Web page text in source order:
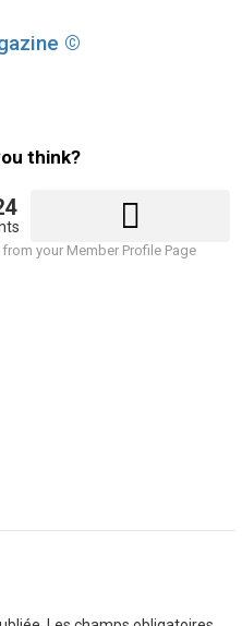
©
think?
your Member Profile Page